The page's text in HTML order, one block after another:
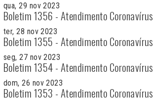
qua, 29 nov 2023
Boletim 1356 - Atendimento Coronavírus
ter, 28 nov 2023
Boletim 1355 - Atendimento Coronavírus
seg, 27 nov 2023
Boletim 1354 - Atendimento Coronavírus
dom, 26 nov 2023
Boletim 1353 - Atendimento Coronavírus